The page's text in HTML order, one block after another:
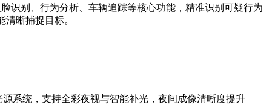
别、行为分析、车辆追踪等核心功能，精准识别可疑行为
晰捕捉目标。
系统，支持全彩夜视与智能补光，夜间成像清晰度提升